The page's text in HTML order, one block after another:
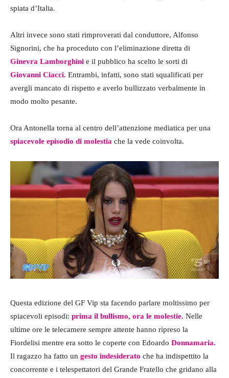
spiata d’Italia.
Altri invece sono stati rimproverati dal conduttore, Alfonso
Signorini, che ha proceduto con l’eliminazione diretta di
Ginevra Lamborghini e il pubblico ha scelto le sorti di
Giovanni Ciacci. Entrambi, infatti, sono stati squalificati per
avergli mancato di rispetto e averlo bullizzato verbalmente in
modo molto pesante.
Ora Antonella torna al centro dell’attenzione mediatica per una
spiacevole episodio di molestia che la vede coinvolta.
Questa edizione del GF Vip sta facendo parlare moltissimo per
spiacevoli episodi: prima il bullismo, ora le molestie. Nelle
ultime ore le telecamere sempre attente hanno ripreso la
Fiordelisi mentre era sotto le coperte con Edoardo Donnamaria.
Il ragazzo ha fatto un gesto indesiderato che ha indispettito la
concorrente e i telespettatori del Grande Fratello che gridano alla